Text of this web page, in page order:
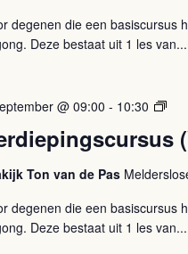
degenen die een basiscursus
Deze bestaat uit 1 les van...
@ 09:00 - 10:30
Ton van de Pas
degenen die een basiscursus
Deze bestaat uit 1 les van...